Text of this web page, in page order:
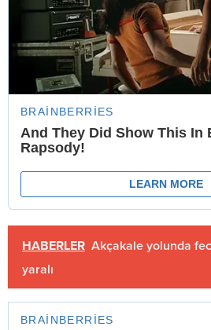
HABERLER Akçakale yolunda
yaralı